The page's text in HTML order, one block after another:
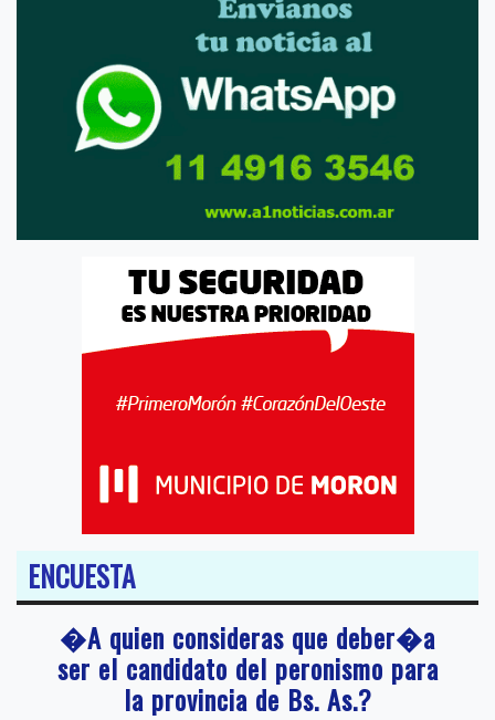
ENCUESTA
�A quien consideras que deber�a
ser el candidato del peronismo para
la provincia de Bs. As.?